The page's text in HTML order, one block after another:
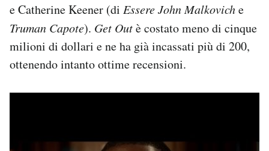
e Catherine Keener (di Essere John Malkoviche
Truman Capote). Get Outè costato meno di cinque
milioni di dollari e ne ha già incassati più di 200,
ottenendo intanto ottime recensioni.